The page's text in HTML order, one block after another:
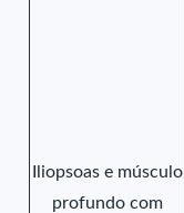
Iliopsoas e músculo
profundo com